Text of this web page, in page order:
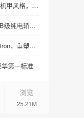
一汽丰田普拉多WALD沃德版全新上市，机甲风格，硬核来袭！
承袭狼系美学 演绎轿跑风范 与众09树立B级纯电轿跑美学新标杆
油电同智双旗舰！一汽奥迪A6L与A6L e-tron，重塑豪华C级新标准
第一标准
浏览
25.21M